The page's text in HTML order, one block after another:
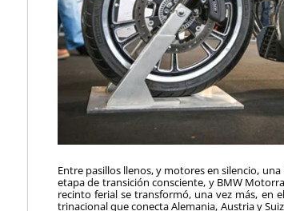
Entre pasillos llenos, y motores en silencio,
etapa de transición consciente, y BMW
recinto ferial se transformó, una vez más, en
trinacional que conecta Alemania, Austria y